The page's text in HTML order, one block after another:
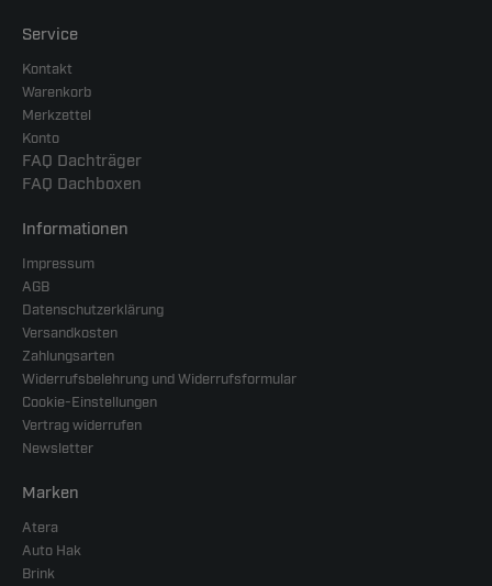
Service
Kontakt
Warenkorb
Merkzettel
Konto
FAQ Dachträger
FAQ Dachboxen
Informationen
Impressum
AGB
Datenschutzerklärung
Versandkosten
Zahlungsarten
Widerrufsbelehrung und Widerrufsformular
Cookie-Einstellungen
Vertrag widerrufen
Newsletter
Marken
Atera
Auto Hak
Brink